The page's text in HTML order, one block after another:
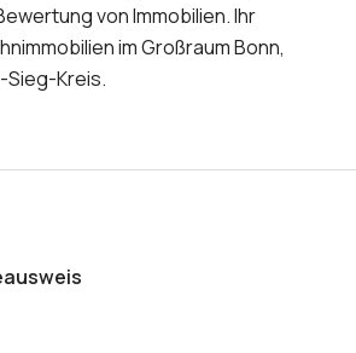
von Immobilien. Ihr
im Großraum Bonn,
Sieg-Kreis.